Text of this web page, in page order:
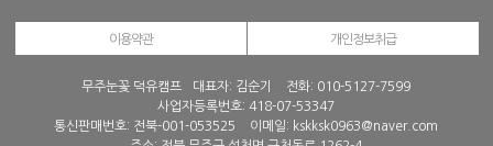
이용약관 개인정보취급
무주눈꽃 덕유캠프 대표자: 김순기 전화: 010-5127-7599
사업자등록번호: 418-07-53347
통신판매번호: 전북-001-053525
이메일: kskksk0963@naver.com